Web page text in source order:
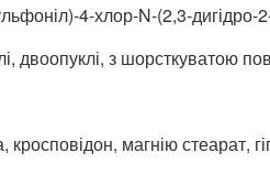
4-хлор-N-(2,3-дигідро-
двоопуклі, з шорсткуватою
кросповідон, магнію стеарат,